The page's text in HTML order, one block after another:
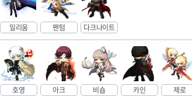
일리움 팬텀 다크나이트
호영 아크 비숍 카인 제로